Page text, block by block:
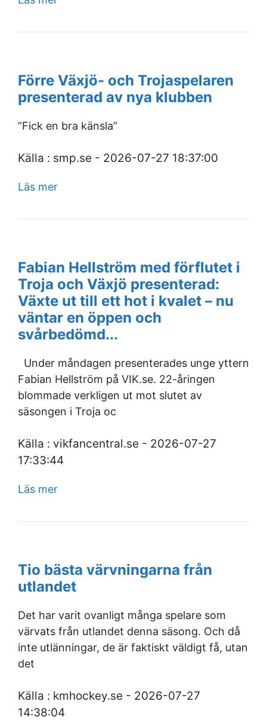
Förre Växjö- och Trojaspelaren
presenterad av nya klubben
”Fick en bra känsla”
Källa : smp.se - 2026-07-27 18:37:00
Läs mer
Fabian Hellström med förflutet i
Troja och Växjö presenterad:
Växte ut till ett hot i kvalet – nu
väntar en öppen och
svårbedömd...
Under måndagen presenterades unge yttern
Fabian Hellström på VIK.se. 22-åringen
blommade verkligen ut mot slutet av
säsongen i Troja oc
Källa : vikfancentral.se - 2026-07-27
17:33:44
Läs mer
Tio bästa värvningarna från
utlandet
Det har varit ovanligt många spelare som
värvats från utlandet denna säsong. Och då
inte utlänningar, de är faktiskt väldigt få, utan
det
Källa : kmhockey.se - 2026-07-27
14:38:04